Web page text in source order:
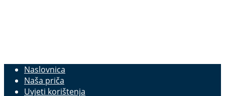
Naslovnica
Naša priča
Uvjeti korištenja